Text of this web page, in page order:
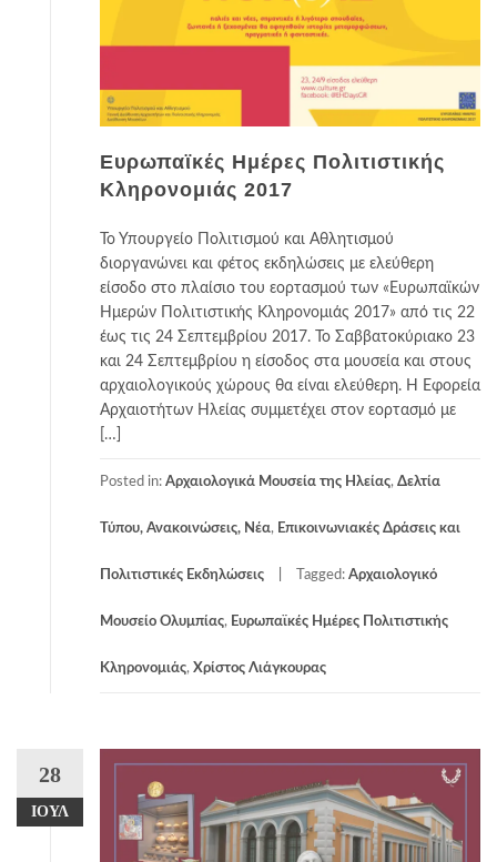
Ευρωπαϊκές Ημέρες Πολιτιστικής
Κληρονομιάς 2017
Το Υπουργείο Πολιτισμού και Αθλητισμού
διοργανώνει και φέτος εκδηλώσεις με ελεύθερη
είσοδο στο πλαίσιο του εορτασμού των «Ευρωπαϊκών
Ημερών Πολιτιστικής Κληρονομιάς 2017» από τις 22
έως τις 24 Σεπτεμβρίου 2017. Το Σαββατοκύριακο 23
και 24 Σεπτεμβρίου η είσοδος στα μουσεία και στους
αρχαιολογικούς χώρους θα είναι ελεύθερη. Η Εφορεία
Αρχαιοτήτων Ηλείας συμμετέχει στον εορτασμό με
[…]
Posted in: Αρχαιολογικά Μουσεία της Ηλείας, Δελτία
Τύπου, Ανακοινώσεις, Νέα, Επικοινωνιακές Δράσεις και
Πολιτιστικές Εκδηλώσεις Tagged: Αρχαιολογικό
Μουσείο Ολυμπίας, Ευρωπαϊκές Ημέρες Πολιτιστικής
Κληρονομιάς, Χρίστος Λιάγκουρας
28
ΙΟΎΛ